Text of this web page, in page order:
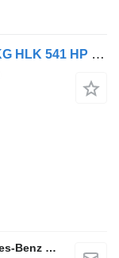
Mercedes-Benz Actros 2644 L 6x4 MKG HLK 541 HP Funk Spitze
Stefan Ebert GmbH - Autorisierter Mercedes-Benz Servicepartner